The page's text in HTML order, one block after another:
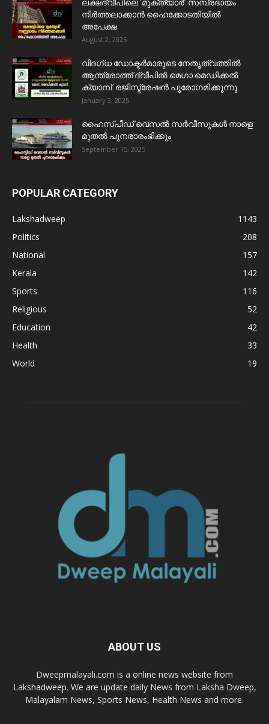
ലക്ഷദ്വീപിലെ ‘മുക്ത്യാർ’ സമ്പ്രദായം
നിർത്തലാക്കാൻ ഹൈക്കോടതിയിൽ
അപേക്ഷ
August 2, 2025
വിദഗ്ധ ഡോക്ടർമാരുടെ നേതൃത്വത്തിൽ
ആന്ത്രോത്ത് ദ്വീപിൽ മെഗാ മെഡിക്കൽ
ക്യാമ്പ്. രജിസ്ട്രേഷൻ പുരോഗമിക്കുന്നു.
January 3, 2025
ഹൈസ്പീഡ് വെസൽ സർവീസുകൾ നാളെ
മുതൽ പുനരാരംഭിക്കും
September 15, 2025
POPULAR CATEGORY
Lakshadweep
1143
Politics
208
National
157
Kerala
142
Sports
116
Religious
52
Education
42
Health
33
World
19
ABOUT US
Dweepmalayali.com is a online news website from
Lakshadweep. We are update daily News from Laksha Dweep,
Malayalam News, Sports News, Health News and more.